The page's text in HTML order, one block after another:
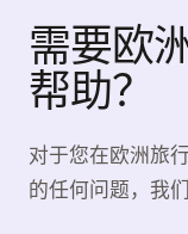
需要欧
帮助？
对于您在欧洲旅
的任何问题，我